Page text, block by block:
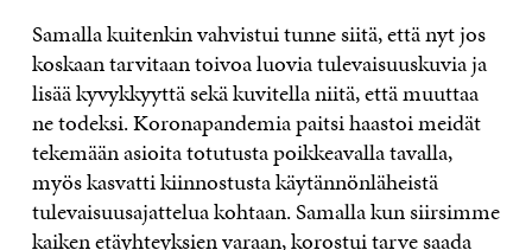
Samalla kuitenkin vahvistui tunne siitä, että nyt jos
koskaan tarvitaan toivoa luovia tulevaisuuskuvia ja
lisää kyvykkyyttä sekä kuvitella niitä, että muuttaa
ne todeksi. Koronapandemia paitsi haastoi meidät
tekemään asioita totutusta poikkeavalla tavalla,
myös kasvatti kiinnostusta käytännönläheistä
tulevaisuusajattelua kohtaan. Samalla kun siirsimme
kaiken etäyhteyksien varaan, korostui tarve saada